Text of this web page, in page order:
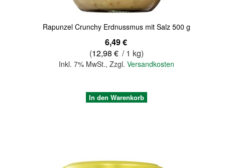
Rapunzel Crunchy Erdnussmus mit Salz 500 g
6,49 €
(12,98 € / 1 kg)
Inkl. 7% MwSt.,Zzgl.Versandkosten
In den Warenkorb